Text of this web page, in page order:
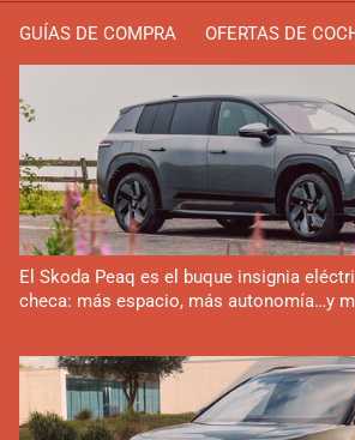
GUÍAS DE COMPRA OFERTAS DE
El Skoda Peaq es el buque insignia
checa: más espacio, más autonomía…y